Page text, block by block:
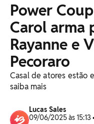
Power
Carol arma
Rayanne e
Pecoraro
Casal de atores estão
saiba mais
Lucas Sales
09/06/2025 às 15:13